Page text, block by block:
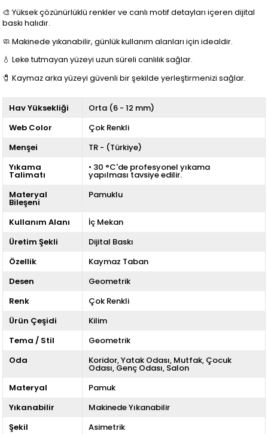
🎨 Yüksek çözünürlüklü renkler ve canlı motif detayları içeren dijital
baskı halıdır.
🧼 Makinede yıkanabilir, günlük kullanım alanları için idealdir.
💧 Leke tutmayan yüzeyi uzun süreli canlılık sağlar.
🧷 Kaymaz arka yüzeyi güvenli bir şekilde yerleştirmenizi sağlar.
Hav Yüksekliği
Orta (6 - 12 mm)
Web Color
Çok Renkli
Menşei
TR - (Türkiye)
Yıkama
Talimatı
• 30 °C'de profesyonel yıkama
yapılması tavsiye edilir.
Materyal
Bileşeni
Pamuklu
Kullanım Alanı
İç Mekan
Üretim Şekli
Dijital Baskı
Özellik
Kaymaz Taban
Desen
Geometrik
Renk
Çok Renkli
Ürün Çeşidi
Kilim
Tema / Stil
Geometrik
Oda
Koridor Yatak Odası Mutfak Çocuk
Odası Genç Odası Salon
Materyal
Pamuk
Yıkanabilir
Makinede Yıkanabilir
Şekil
Asimetrik